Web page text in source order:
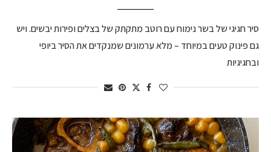
סיר חגיגי של בשר נימוח עם רוטב מתקתק של בצלים ופירות יבשים. ויש
גם פינוק טעים במיוחד – מלא ערמונים שמנקדים את הסיר ביופי
ובחגיגיות